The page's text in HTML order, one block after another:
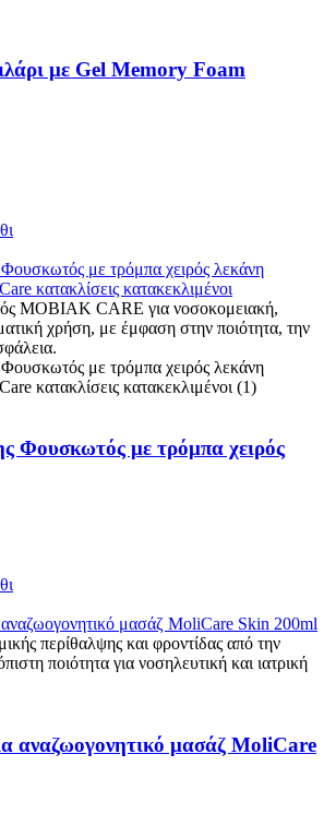
με Gel Memory Foam
Φουσκωτός με τρόμπα χειρός
αναζωογονητικό μασάζ MoliCare